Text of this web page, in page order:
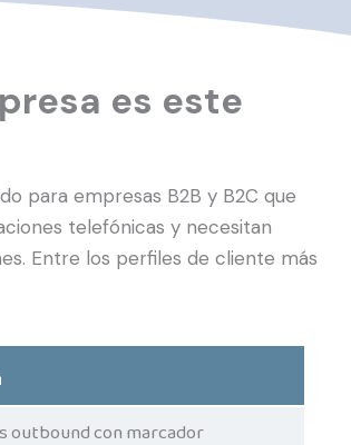
es este
para empresas B2B y B2C que
telefónicas y necesitan
Entre los perfiles de cliente más
outbound con marcador